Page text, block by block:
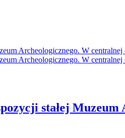
stałej Muzeum